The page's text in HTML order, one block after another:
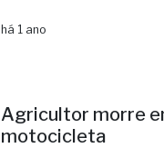
há 1 ano
Agricultor morre
motocicleta